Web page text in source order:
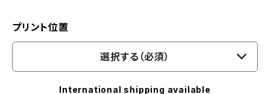
プリント位置
選択する（必須）
International shipping available